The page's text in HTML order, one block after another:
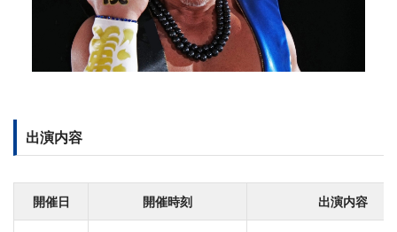
出演内容
開催日 開催時刻 出演内容